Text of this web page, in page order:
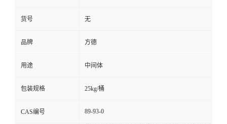
货号 无
品牌 方德
用途 中间体
包装规格 25kg/桶
CAS编号 89-93-0